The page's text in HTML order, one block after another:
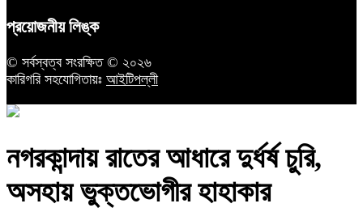
প্রয়োজনীয় লিঙ্ক
© সর্বস্বত্ব সংরক্ষিত © ২০২৬
কারিগরি সহযোগিতায়ঃ আইটিপল্লী
নগরকান্দায় রাতের আধারে দুর্ধর্ষ চুরি,
অসহায় ভুক্তভোগীর হাহাকার